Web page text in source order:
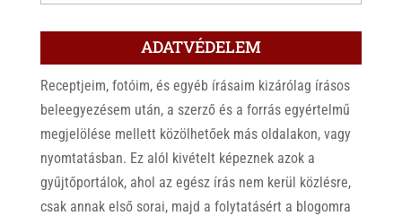
ADATVÉDELEM
Receptjeim, fotóim, és egyéb írásaim kizárólag írásos
beleegyezésem után, a szerző és a forrás egyértelmű
megjelölése mellett közölhetőek más oldalakon, vagy
nyomtatásban. Ez alól kivételt képeznek azok a
gyűjtőportálok, ahol az egész írás nem kerül közlésre,
csak annak első sorai, majd a folytatásért a blogomra